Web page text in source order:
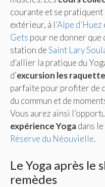
courante et se pratiquent
extérieur, à l’Alpe d’Huez
Gets pour ne donner que
station deSaint Lary
d’allier la pratique du
d’excursion les
parfaite pour profiter de
du commun et de
Vous aurez ainsi
expérience Yogadans
Réserve du Néouvielle.
Le Yoga après le
remèdes